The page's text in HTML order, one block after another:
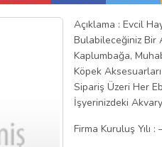
Açıklama : Evcil
Bulabileceğiniz Bir
Kaplumbağa,
Köpek
Sipariş Üzeri Her
İşyerinizdeki
Firma Kuruluş Yılı :